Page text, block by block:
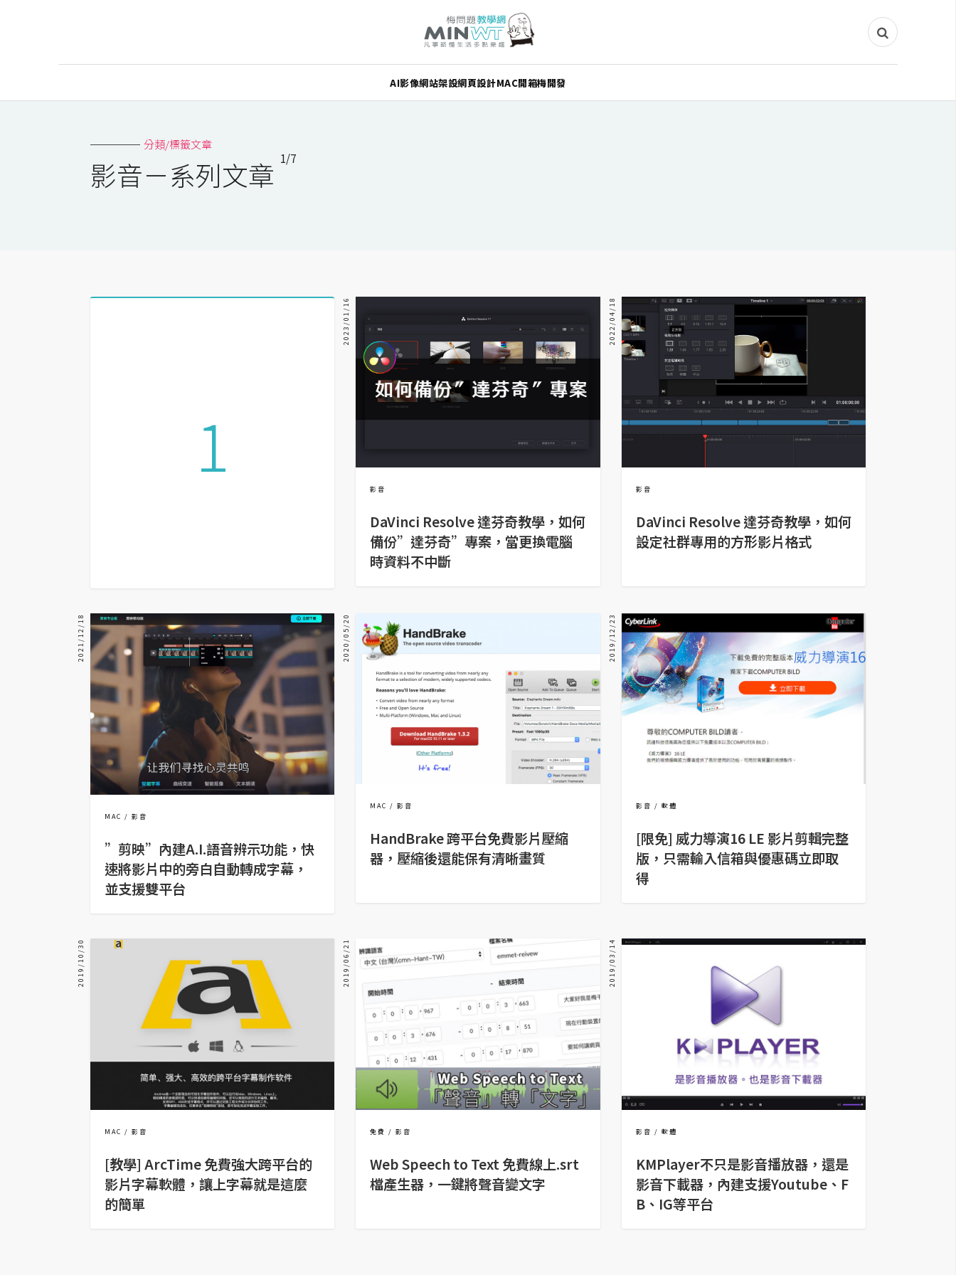
AI
ChatGPT
手機攝影
器材操控
免費圖庫
免費字型
網站架設
WordPress
安裝與設定
金流物流
HTML / CSS
AI影像網站架設網頁設計MAC開箱梅開發
分類/標籤文章
影音－系列文章 1/7
1
2023/01/16
影音
DaVinci Resolve 達芬奇教學，如何
備份”達芬奇”專案，當更換電腦
時資料不中斷
2022/04/18
影音
DaVinci Resolve 達芬奇教學，如何
設定社群專用的方形影片格式
2021/12/18
MAC 影音
”剪映”內建A.I.語音辨示功能，快
速將影片中的旁白自動轉成字幕，
並支援雙平台
2020/05/20
MAC 影音
HandBrake 跨平台免費影片壓縮
器，壓縮後還能保有清晰畫質
2019/12/23
影音 軟體
[限免] 威力導演16 LE 影片剪輯完整
版，只需輸入信箱與優惠碼立即取
得
2019/10/30
MAC 影音
[教學] ArcTime 免費強大跨平台的
影片字幕軟體，讓上字幕就是這麼
的簡單
2019/06/21
免費 影音
Web Speech to Text 免費線上.srt
檔產生器，一鍵將聲音變文字
2019/03/14
影音 軟體
KMPlayer不只是影音播放器，還是
影音下載器，內建支援Youtube、F
B、IG等平台